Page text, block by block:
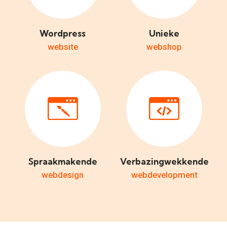
Wordpress
website
Unieke
webshop
Spraakmakende
webdesign
Verbazingwekkende
webdevelopment